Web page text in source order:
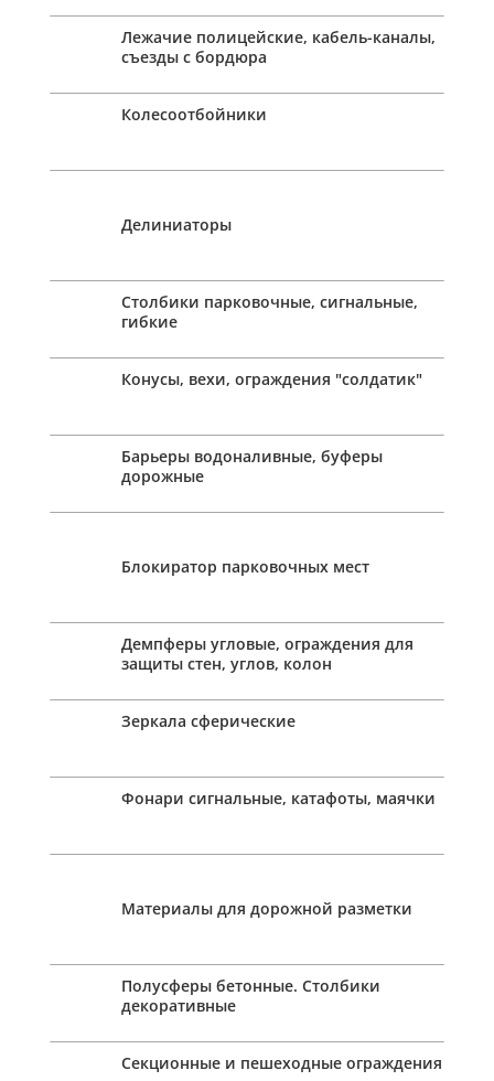
Лежачие полицейские, кабель-каналы,
съезды с бордюра
Колесоотбойники
Делиниаторы
Столбики парковочные, сигнальные,
гибкие
Конусы, вехи, ограждения "солдатик"
Барьеры водоналивные, буферы
дорожные
Блокиратор парковочных мест
Демпферы угловые, ограждения для
защиты стен, углов, колон
Зеркала сферические
Фонари сигнальные, катафоты, маячки
Материалы для дорожной разметки
Полусферы бетонные. Столбики
декоративные
Секционные и пешеходные ограждения